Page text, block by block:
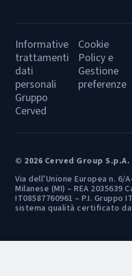
Informative
trattamenti
dati
personali
Gruppo
Cerved
Cookie
Policy e
Gestione
preferenze
© 2026 Cerved Group S.p.A.
Via dell’Unione Europea n. 6/
Milanese (MI) – REA 2035639
IT08587760961 – P.I. Gruppo
sistema qualità certificato da